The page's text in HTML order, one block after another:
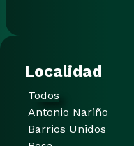
Localidad
Todos
Antonio Nariño
Barrios Unidos